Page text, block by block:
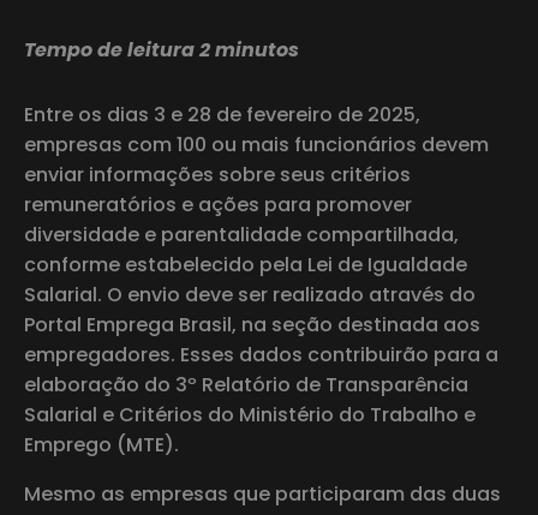
Tempo de leitura 2 minutos
Entre os dias 3 e 28 de fevereiro de 2025,
empresas com 100 ou mais funcionários devem
enviar informações sobre seus critérios
remuneratórios e ações para promover
diversidade e parentalidade compartilhada,
conforme estabelecido pela Lei de Igualdade
Salarial. O envio deve ser realizado através do
Portal Emprega Brasil, na seção destinada aos
empregadores. Esses dados contribuirão para a
elaboração do 3º Relatório de Transparência
Salarial e Critérios do Ministério do Trabalho e
Emprego (MTE).
Mesmo as empresas que participaram das duas